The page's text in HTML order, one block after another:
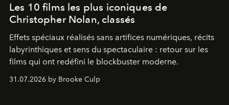
Les 10 films les plus iconiques de
Christopher Nolan, classés
Effets spéciaux réalisés sans artifices numériques, récits
labyrinthiques et sens du spectaculaire : retour sur les
films qui ont redéfini le blockbuster moderne.
31.07.2026 by Brooke Culp